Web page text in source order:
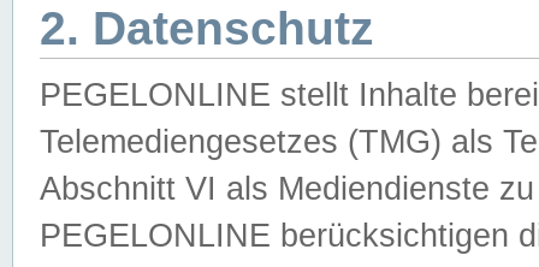
2. Datenschutz
PEGELONLINE stellt Inhalte
Telemediengesetzes (TMG) als
Abschnitt VI als Mediendienste
PEGELONLINE berücksichtigen